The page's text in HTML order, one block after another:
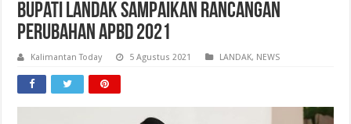
Bupati Landak Sampaikan Rancangan
Perubahan APBD 2021
Kalimantan Today 5 Agustus 2021 LANDAK, NEWS